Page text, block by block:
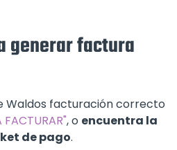
generar factura
Waldos facturación correcto
FACTURAR", o encuentra la
de pago.